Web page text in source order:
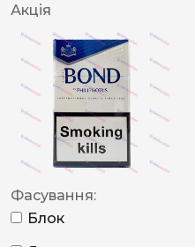
Акція
Фасування:
Блок